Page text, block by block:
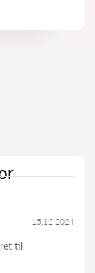
15.12.2024
til